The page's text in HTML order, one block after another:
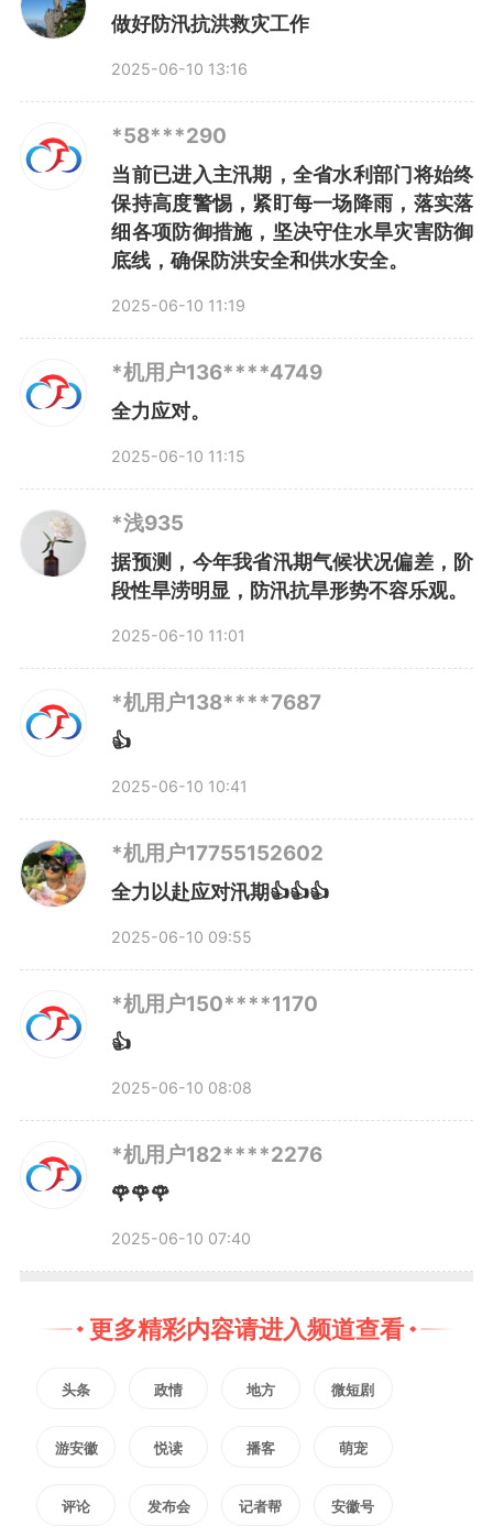
面对今年极端天气多发频发，
安徽如何提升极端天气灾害防范应
对能力？
白中华介绍，目前，安徽建立
了省、市、县、乡和灾害现场“五
位一体”、贯通运行的“1311”防汛救
灾应急指挥体系，对标“全灾种、
大应急”新要求，大力提升防汛救
灾能力，有效应对各类极端天气灾
害。
以省、市、县应急指挥部为各级防
汛抗旱指挥机构的指挥平台，是应
对灾害的信息枢纽和指挥处置枢
纽，概括为第一个“1”。
以联合指挥席位、工作组、运
要素，是指挥决策建议的提出和执
行主体以及防指运转的制度保障，
概括为“3”。
同时将应急指挥体系从省、
市、县三级延伸到乡级临时指挥机
括为后两个“1”。
去年汛期，安徽省淮河、长
做好防汛抗洪救灾工作
2025-06-10 13:16
*58***290
当前已进入主汛期，全省水利部门将始终
保持高度警惕，紧盯每一场降雨，落实落
细各项防御措施，坚决守住水旱灾害防御
底线，确保防洪安全和供水安全。
2025-06-10 11:19
*机用户136****4749
全力应对。
2025-06-10 11:15
*浅935
据预测，今年我省汛期气候状况偏差，阶
段性旱涝明显，防汛抗旱形势不容乐观。
2025-06-10 11:01
*机用户138****7687
👍
2025-06-10 10:41
*机用户17755152602
全力以赴应对汛期👍👍👍
2025-06-10 09:55
*机用户150****1170
👍
2025-06-10 08:08
*机用户182****2276
🌹🌹🌹
2025-06-10 07:40
更多精彩内容请进入频道查看
头条 政情 地方 微短剧
游安徽 悦读 播客 萌宠
评论 发布会 记者帮 安徽号